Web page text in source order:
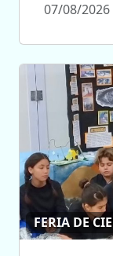
07/08/2026
FERIA DE